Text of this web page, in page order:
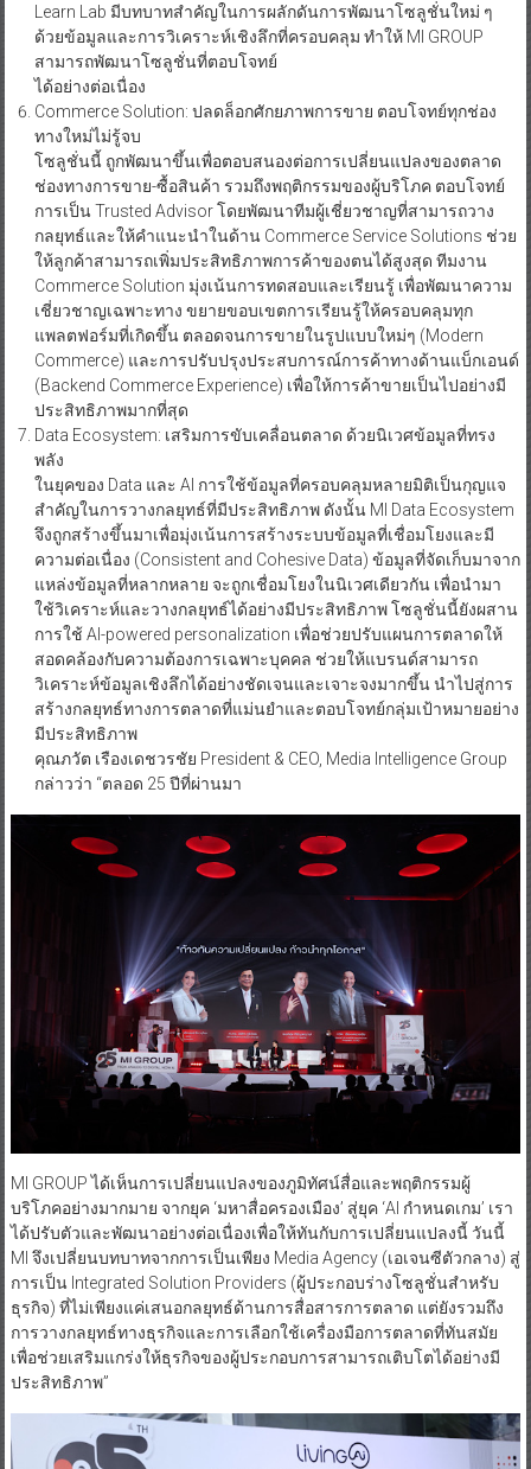
Learn Lab มีบทบาทสำคัญในการผลักดันการพัฒนาโซลูชั่นใหม่ ๆ
ด้วยข้อมูลและการวิเคราะห์เชิงลึกที่ครอบคลุม ทำให้ MI GROUP
สามารถพัฒนาโซลูชั่นที่ตอบโจทย์
ได้อย่างต่อเนื่อง
Commerce Solution: ปลดล็อกศักยภาพการขาย ตอบโจทย์ทุกช่อง
ทางใหม่ไม่รู้จบ
โซลูชั่นนี้ ถูกพัฒนาขึ้นเพื่อตอบสนองต่อการเปลี่ยนแปลงของตลาด
ช่องทางการขาย-ซื้อสินค้า รวมถึงพฤติกรรมของผู้บริโภค ตอบโจทย์
การเป็น Trusted Advisor โดยพัฒนาทีมผู้เชี่ยวชาญที่สามารถวาง
กลยุทธ์และให้คำแนะนำในด้าน Commerce Service Solutions ช่วย
ให้ลูกค้าสามารถเพิ่มประสิทธิภาพการค้าของตนได้สูงสุด ทีมงาน
Commerce Solution มุ่งเน้นการทดสอบและเรียนรู้ เพื่อพัฒนาความ
เชี่ยวชาญเฉพาะทาง ขยายขอบเขตการเรียนรู้ให้ครอบคลุมทุก
แพลตฟอร์มที่เกิดขึ้น ตลอดจนการขายในรูปแบบใหม่ๆ (Modern
Commerce) และการปรับปรุงประสบการณ์การค้าทางด้านแบ็กเอนด์
(Backend Commerce Experience) เพื่อให้การค้าขายเป็นไปอย่างมี
ประสิทธิภาพมากที่สุด
Data Ecosystem: เสริมการขับเคลื่อนตลาด ด้วยนิเวศข้อมูลที่ทรง
พลัง
ในยุคของ Data และ AI การใช้ข้อมูลที่ครอบคลุมหลายมิติเป็นกุญแจ
สำคัญในการวางกลยุทธ์ที่มีประสิทธิภาพ ดังนั้น MI Data Ecosystem
จึงถูกสร้างขึ้นมาเพื่อมุ่งเน้นการสร้างระบบข้อมูลที่เชื่อมโยงและมี
ความต่อเนื่อง (Consistent and Cohesive Data) ข้อมูลที่จัดเก็บมาจาก
แหล่งข้อมูลที่หลากหลาย จะถูกเชื่อมโยงในนิเวศเดียวกัน เพื่อนำมา
ใช้วิเคราะห์และวางกลยุทธ์ได้อย่างมีประสิทธิภาพ โซลูชั่นนี้ยังผสาน
การใช้ AI-powered personalization เพื่อช่วยปรับแผนการตลาดให้
สอดคล้องกับความต้องการเฉพาะบุคคล ช่วยให้แบรนด์สามารถ
วิเคราะห์ข้อมูลเชิงลึกได้อย่างชัดเจนและเจาะจงมากขึ้น นำไปสู่การ
สร้างกลยุทธ์ทางการตลาดที่แม่นยำและตอบโจทย์กลุ่มเป้าหมายอย่าง
มีประสิทธิภาพ
คุณภวัต เรืองเดชวรชัย President & CEO, Media Intelligence Group
กล่าวว่า “ตลอด 25 ปีที่ผ่านมา
MI GROUP ได้เห็นการเปลี่ยนแปลงของภูมิทัศน์สื่อและพฤติกรรมผู้
บริโภคอย่างมากมาย จากยุค ‘มหาสื่อครองเมือง’ สู่ยุค ‘AI กำหนดเกม’ เรา
ได้ปรับตัวและพัฒนาอย่างต่อเนื่องเพื่อให้ทันกับการเปลี่ยนแปลงนี้ วันนี้
MI จึงเปลี่ยนบทบาทจากการเป็นเพียง Media Agency (เอเจนซีตัวกลาง) สู่
การเป็น Integrated Solution Providers (ผู้ประกอบร่างโซลูชั่นสำหรับ
ธุรกิจ) ที่ไม่เพียงแค่เสนอกลยุทธ์ด้านการสื่อสารการตลาด แต่ยังรวมถึง
การวางกลยุทธ์ทางธุรกิจและการเลือกใช้เครื่องมือการตลาดที่ทันสมัย
เพื่อช่วยเสริมแกร่งให้ธุรกิจของผู้ประกอบการสามารถเติบโตได้อย่างมี
ประสิทธิภาพ”